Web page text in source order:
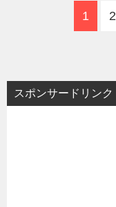
1 2
スポンサードリンク